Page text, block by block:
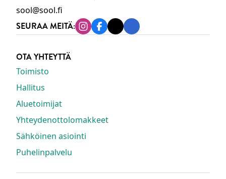
sool@sool.fi
SEURAA MEITÄ: Instagram
Facebook
TiktokLinkedin
OTA YHTEYTTÄ
Toimisto
Hallitus
Aluetoimijat
Yhteydenottolomakkeet
Sähköinen asiointi
Puhelinpalvelu